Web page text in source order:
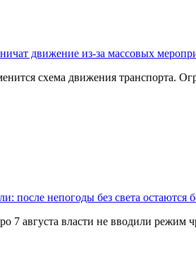
движение из-за массовых
схема движения транспорта.
после непогоды без света остаются
7 августа власти не вводили